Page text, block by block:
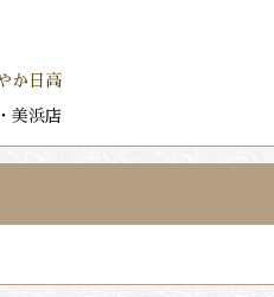
か日高
美浜店